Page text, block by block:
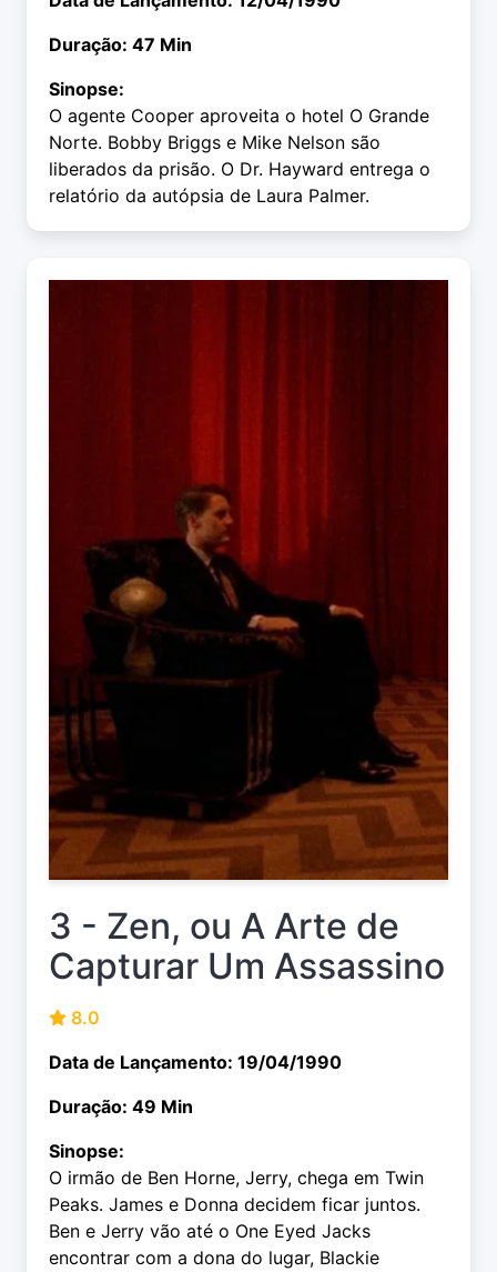
Duração: 47 Min
Sinopse:
O agente Cooper aproveita o hotel O Grande
Norte. Bobby Briggs e Mike Nelson são
liberados da prisão. O Dr. Hayward entrega o
relatório da autópsia de Laura Palmer.
3 - Zen, ou A Arte de
Capturar Um Assassino
8.0
Data de Lançamento: 19/04/1990
Duração: 49 Min
Sinopse:
O irmão de Ben Horne, Jerry, chega em Twin
Peaks. James e Donna decidem ficar juntos.
Ben e Jerry vão até o One Eyed Jacks
encontrar com a dona do lugar, Blackie